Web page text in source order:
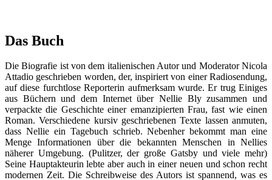
Das Buch
Die Biografie ist von dem italienischen Autor und Moderator Nicola
Attadio geschrieben worden, der, inspiriert von einer Radiosendung,
auf diese furchtlose Reporterin aufmerksam wurde. Er trug Einiges
aus Büchern und dem Internet über Nellie Bly zusammen und
verpackte die Geschichte einer emanzipierten Frau, fast wie einen
Roman. Verschiedene kursiv geschriebenen Texte lassen anmuten,
dass Nellie ein Tagebuch schrieb. Nebenher bekommt man eine
Menge Informationen über die bekannten Menschen in Nellies
näherer Umgebung. (Pulitzer, der große Gatsby und viele mehr)
Seine Hauptakteurin lebte aber auch in einer neuen und schon recht
modernen Zeit. Die Schreibweise des Autors ist spannend, was es